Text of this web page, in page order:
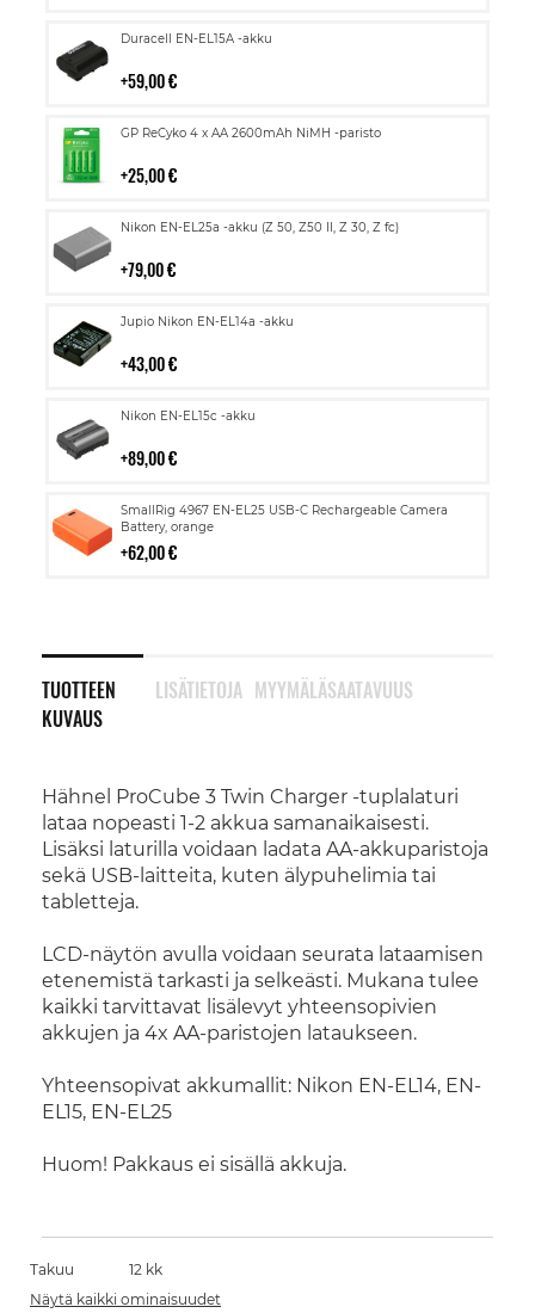
Duracell EN-EL15A -akku
59,00 €
Lisää
GP ReCyko 4 x AA 2600mAh NiMH -paristo
25,00 €
Lisää
Nikon EN-EL25a -akku (Z 50, Z50 II, Z 30, Z fc)
79,00 €
Lisää
Jupio Nikon EN-EL14a -akku
43,00 €
Lisää
Nikon EN-EL15c -akku
89,00 €
Lisää
SmallRig 4967 EN-EL25 USB-C Rechargeable Camera
Battery, orange
62,00 €
Lisää
ostoskoriin
TUOTTEEN
KUVAUS
Hähnel ProCube 3 Twin Charger -tuplalaturi
lataa nopeasti 1-2 akkua samanaikaisesti.
Lisäksi laturilla voidaan ladata AA-akkuparistoja
sekä USB-laitteita, kuten älypuhelimia tai
tabletteja.
LCD-näytön avulla voidaan seurata lataamisen
etenemistä tarkasti ja selkeästi. Mukana tulee
kaikki tarvittavat lisälevyt yhteensopivien
akkujen ja 4x AA-paristojen lataukseen.
Yhteensopivat akkumallit: Nikon EN-EL14, EN-
EL15, EN-EL25
Huom! Pakkaus ei sisällä akkuja.
LISÄTIETOJA MYYMÄLÄSAATAVUUS
Takuu
12 kk
Näytä kaikki ominaisuudet